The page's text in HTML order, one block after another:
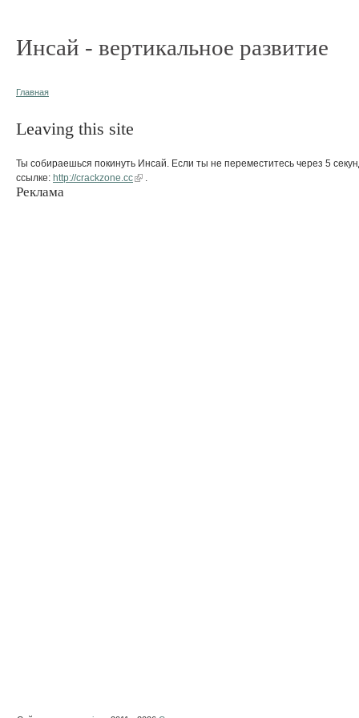
Инсай - вертикальное развитие
Главная
Leaving this site
Ты собираешься покинуть Инсай. Если ты не переместитесь через 5
ссылке: http://crackzone.cc
Реклама